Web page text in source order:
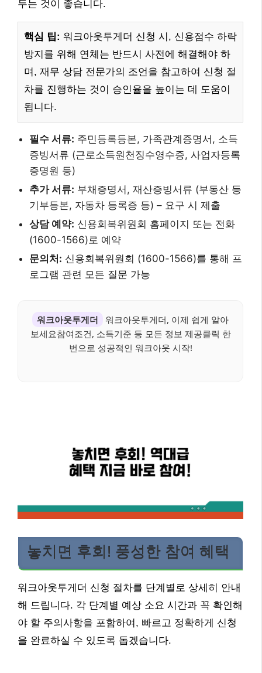
두는 것이 좋습니다.
핵심 팁: 워크아웃투게더 신청 시, 신용점수 하락
방지를 위해 연체는 반드시 사전에 해결해야 하
며, 재무 상담 전문가의 조언을 참고하여 신청 절
차를 진행하는 것이 승인율을 높이는 데 도움이
됩니다.
필수 서류: 주민등록등본, 가족관계증명서, 소득
증빙서류 (근로소득원천징수영수증, 사업자등록
증명원 등)
추가 서류: 부채증명서, 재산증빙서류 (부동산 등
기부등본, 자동차 등록증 등) – 요구 시 제출
상담 예약: 신용회복위원회 홈페이지 또는 전화
(1600-1566)로 예약
문의처: 신용회복위원회 (1600-1566)를 통해 프
로그램 관련 모든 질문 가능
워크아웃투게더
워크아웃투게더, 이제 쉽게 알아
보세요참여조건, 소득기준 등 모든 정보 제공클릭 한
번으로 성공적인 워크아웃 시작!
놓치면 후회! 풍성한 참여 혜택
워크아웃투게더 신청 절차를 단계별로 상세히 안내
해 드립니다. 각 단계별 예상 소요 시간과 꼭 확인해
야 할 주의사항을 포함하여, 빠르고 정확하게 신청
을 완료하실 수 있도록 돕겠습니다.